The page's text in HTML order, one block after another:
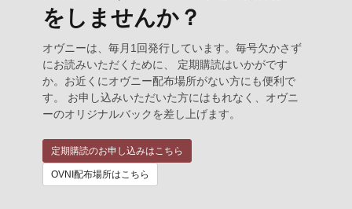
をしませんか？
オヴニーは、毎月1回発行しています。毎号欠かさず
にお読みいただくために、 定期購読はいかがです
か。お近くにオヴニー配布場所がない方にも便利で
す。 お申し込みいただいた方にはもれなく、オヴニ
ーのオリジナルバックを差し上げます。
定期購読のお申し込みはこちら
OVNI配布場所はこちら